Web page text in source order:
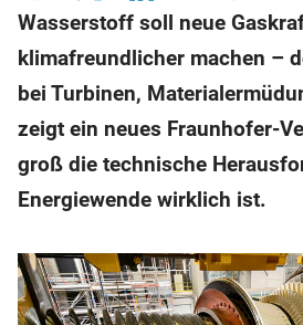
Wasserstoff soll neue
klimafreundlicher machen –
bei Turbinen,
zeigt ein neues Fraunhofer-
groß die technische
Energiewende wirklich ist.